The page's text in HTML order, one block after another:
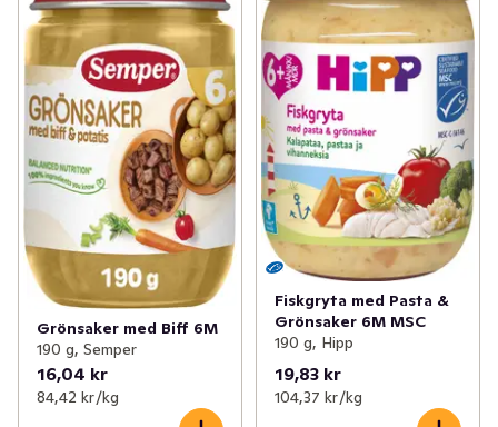
Grönsaker med Biff 6M
190 g, Semper
16,04 kr
84,42 kr /kg
Fiskgryta med Pasta &
Grönsaker 6M MSC
190 g, Hipp
19,83 kr
104,37 kr /kg